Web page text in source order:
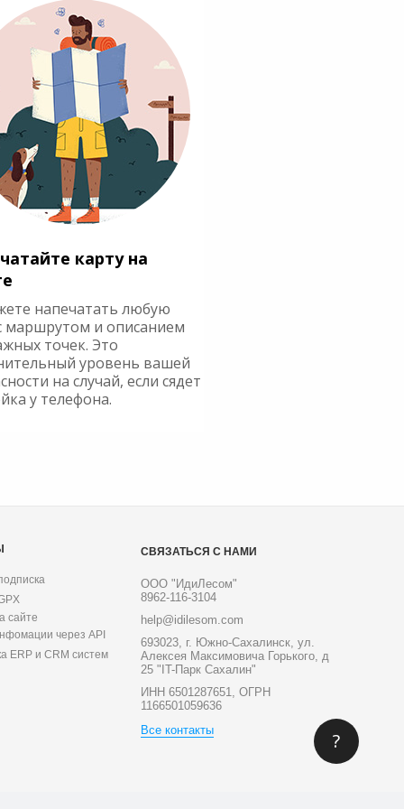
карту на
напечатать любую
маршрутом и описанием
точек. Это
уровень вашей
на случай, если сядет
у телефона.
сайте
через API
ERP и CRM систем
СВЯЗАТЬСЯ С НАМИ
ООО "ИдиЛесом"
8962-116-3104
help@idilesom.com
693023, г. Южно-Сахалинск, ул.
Алексея Максимовича Горького, д
25 "IT-Парк Сахалин"
ИНН 6501287651, ОГРН
1166501059636
Все контакты
?